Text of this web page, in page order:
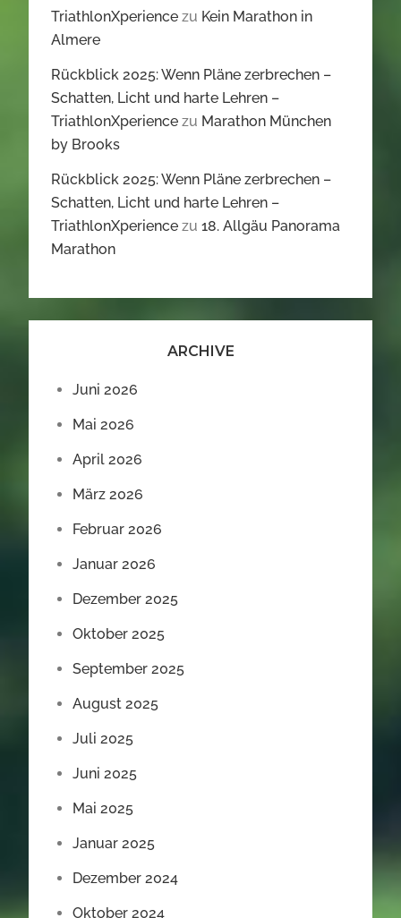
TriathlonXperience zu Kein Marathon in
Almere
Rückblick 2025: Wenn Pläne zerbrechen –
Schatten, Licht und harte Lehren –
TriathlonXperience zu Marathon München
by Brooks
Rückblick 2025: Wenn Pläne zerbrechen –
Schatten, Licht und harte Lehren –
TriathlonXperience zu18. Allgäu Panorama
Marathon
ARCHIVE
Juni 2026
Mai 2026
April 2026
März 2026
Februar 2026
Januar 2026
Dezember 2025
Oktober 2025
September 2025
August 2025
Juli 2025
Juni 2025
Mai 2025
Januar 2025
Dezember 2024
Oktober 2024